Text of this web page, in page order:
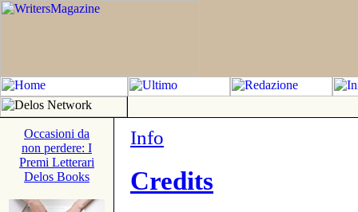
Occasioni da
non perdere: I
Premi Letterari
Delos Books
Info
Credits